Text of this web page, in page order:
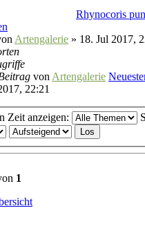
Rhynocoris
Artengalerie » 18. Jul 2017,
von Artengalerie
22:21
Zeit anzeigen:
1